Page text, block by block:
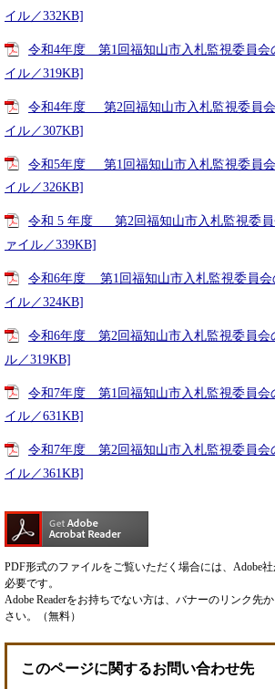
イル／332KB]
令和4年度 第1回福知山市入札監視委員会
イル／319KB]
令和4年度 第2回福知山市入札監視委員
イル／307KB]
令和5年度 第1回福知山市入札監視委員
イル／326KB]
令和 5 年度 第2回福知山市入札監視委員
ァイル／339KB]
令和6年度 第1回福知山市入札監視委員会
イル／324KB]
令和6年度 第2回福知山市入札監視委員会
ル／319KB]
令和7年度 第1回福知山市入札監視委員会
イル／631KB]
令和7年度 第2回福知山市入札監視委員会
イル／361KB]
PDF形式のファイルをご覧いただく場合には、Adobe社
必要です。
Adobe Readerをお持ちでない方は、バナーのリンク先
さい。（無料）
このページに関するお問い合わせ先